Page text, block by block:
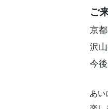
ご
京
沢
今
あ